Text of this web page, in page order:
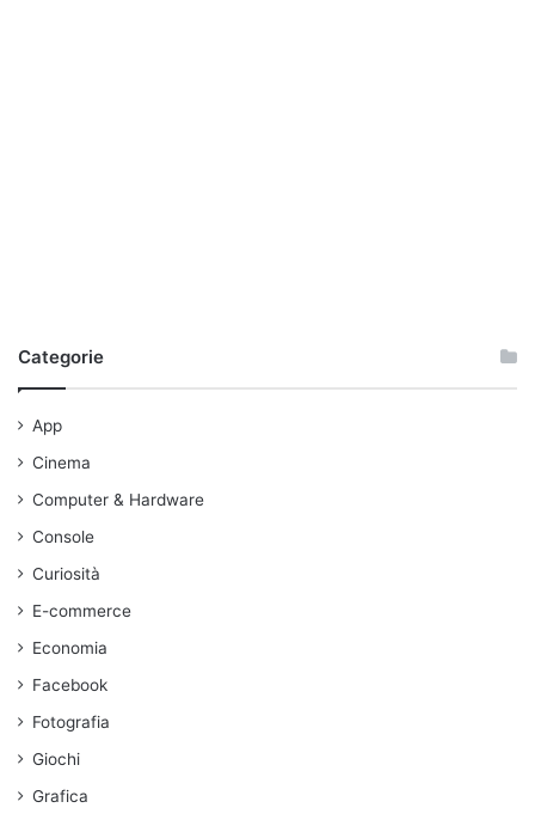
Categorie
App
Cinema
Computer & Hardware
Console
Curiosità
E-commerce
Economia
Facebook
Fotografia
Giochi
Grafica